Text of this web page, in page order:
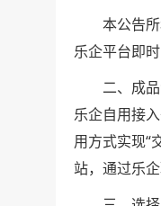
本公告所
乐企平台即
二、成品
乐企自用接
用方式实现“
站，通过乐